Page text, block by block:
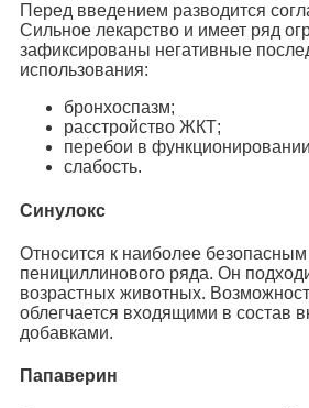
Перед введением разводится
Сильное лекарство и имеет ряд
зафиксированы негативные
использования:
бронхоспазм;
расстройство ЖКТ;
перебои в
слабость.
Синулокс
Относится к наиболее
пенициллинового ряда. Он
возрастных животных.
облегчается входящими в состав
добавками.
Папаверин